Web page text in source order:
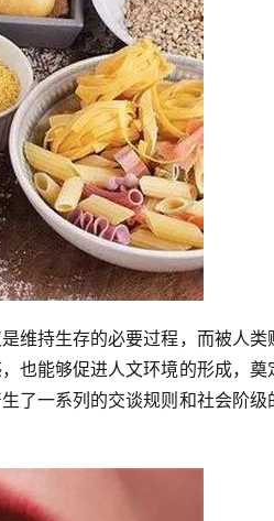
维持生存的必要过程，而被人类
也能够促进人文环境的形成，奠
了一系列的交谈规则和社会阶级